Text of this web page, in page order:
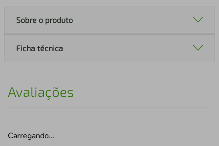
Sobre o produto
Ficha técnica
Avaliações
Carregando…